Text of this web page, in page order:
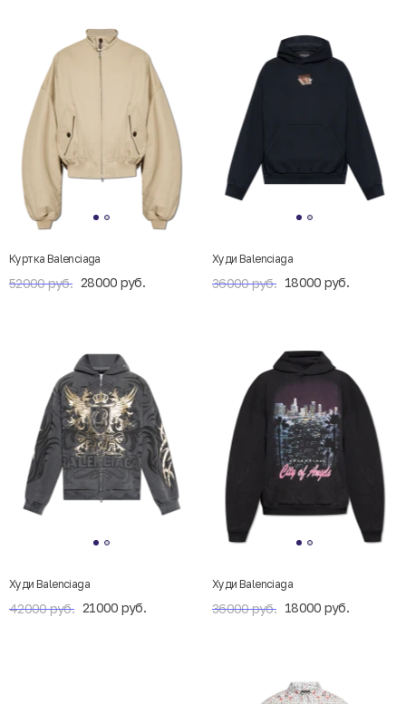
Куртка Balenciaga
52000 руб. 28000 руб.
Худи Balenciaga
36000 руб. 18000 руб.
Худи Balenciaga
42000 руб. 21000 руб.
Худи Balenciaga
36000 руб. 18000 руб.